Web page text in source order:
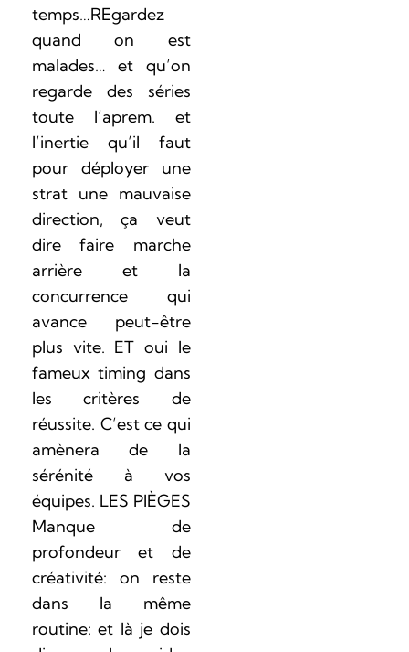
temps…REgardez
quand on est
malades… et qu’on
regarde des séries
toute l’aprem. et
l’inertie qu’il faut
pour déployer une
strat une mauvaise
direction, ça veut
dire faire marche
arrière et la
concurrence qui
avance peut-être
plus vite. ET oui le
fameux timing dans
les critères de
réussite. C’est ce qui
amènera de la
sérénité à vos
équipes. LES PIÈGES
Manque de
profondeur et de
créativité: on reste
dans la même
routine: et là je dois